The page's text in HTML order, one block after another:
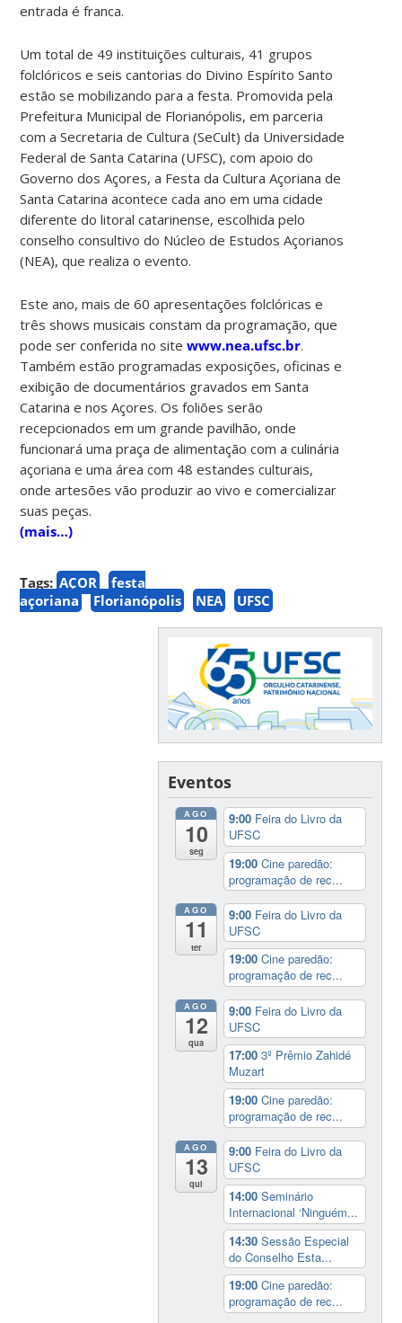
entrada é franca.
Um total de 49 instituições culturais, 41 grupos
folclóricos e seis cantorias do Divino Espírito Santo
estão se mobilizando para a festa. Promovida pela
Prefeitura Municipal de Florianópolis, em parceria
com a Secretaria de Cultura (SeCult) da Universidade
Federal de Santa Catarina (UFSC), com apoio do
Governo dos Açores, a Festa da Cultura Açoriana de
Santa Catarina acontece cada ano em uma cidade
diferente do litoral catarinense, escolhida pelo
conselho consultivo do Núcleo de Estudos Açorianos
(NEA), que realiza o evento.
Este ano, mais de 60 apresentações folclóricas e
três shows musicais constam da programação, que
pode ser conferida no sitewww.nea.ufsc.br.
Também estão programadas exposições, oficinas e
exibição de documentários gravados em Santa
Catarina e nos Açores. Os foliões serão
recepcionados em um grande pavilhão, onde
funcionará uma praça de alimentação com a culinária
açoriana e uma área com 48 estandes culturais,
onde artesões vão produzir ao vivo e comercializar
suas peças.
(mais…)
Tags: AÇOR
festa
açoriana
Florianópolis NEA UFSC
Eventos
AGO
10
seg
9:00 Feira do Livro da
UFSC
19:00Cine paredão:
programação de rec...
AGO
11
ter
9:00 Feira do Livro da
UFSC
19:00Cine paredão:
programação de rec...
AGO
12
qua
9:00 Feira do Livro da
UFSC
17:003º Prêmio Zahidé
Muzart
19:00Cine paredão:
programação de rec...
AGO
13
qui
9:00 Feira do Livro da
UFSC
14:00Seminário
Internacional ‘Ninguém...
14:30Sessão Especial
do Conselho Esta...
19:00Cine paredão:
programação de rec...